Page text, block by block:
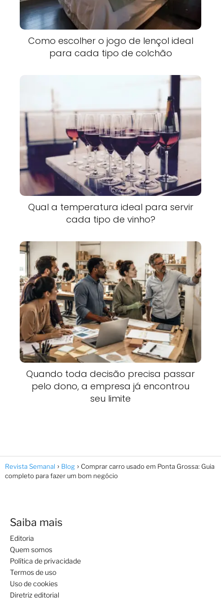
Como escolher o jogo de lençol ideal
para cada tipo de colchão
Qual a temperatura ideal para servir
cada tipo de vinho?
Quando toda decisão precisa passar
pelo dono, a empresa já encontrou
seu limite
Revista Semanal Blog
Comprar carro usado em Ponta Grossa: Guia
completo para fazer um bom negócio
Saiba mais
Editoria
Quem somos
Política de privacidade
Termos de uso
Uso de cookies
Diretriz editorial